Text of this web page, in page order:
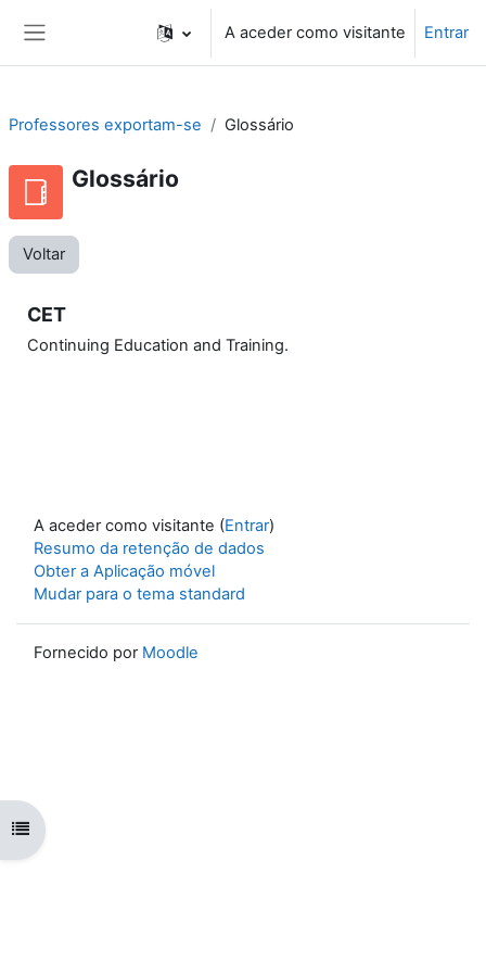
A aceder como visitante Entrar
Abrir índice da disciplina
Professores exportam-se Glossário
Glossário
Voltar
CET
Continuing Education and Training.
A aceder como visitante (Entrar)
Resumo da retenção de dados
Obter a Aplicação móvel
Mudar para o tema standard
Fornecido por Moodle